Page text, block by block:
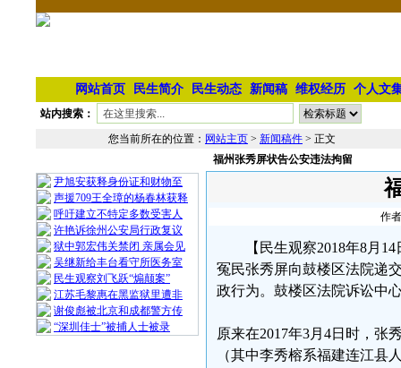
网站首页 民生简介 民生动态 新闻稿 维权经历 个人文
站内搜索：
您当前所在的位置： 网站主页 > 新闻稿件 > 正文
尹旭安获释身份证和财物至
声援709王全璋的杨春林获释
呼吁建立不特定多数受害人
许艳诉徐州公安局行政复议
狱中郭宏伟关禁闭 亲属会见
吴继新给丰台看守所医务室
民生观察刘飞跃“煽颠案”
江苏毛黎惠在黑监狱里遭非
谢俊彪被北京和成都警方传
“深圳佳士”被捕人士被录
福州张秀屏状告公安违法拘留
作
【民生观察2018年8月
冤民张秀屏向鼓楼区法院递
政行为。鼓楼区法院诉讼中
原来在2017年3月4日时，张
（其中李秀榕系福建连江县